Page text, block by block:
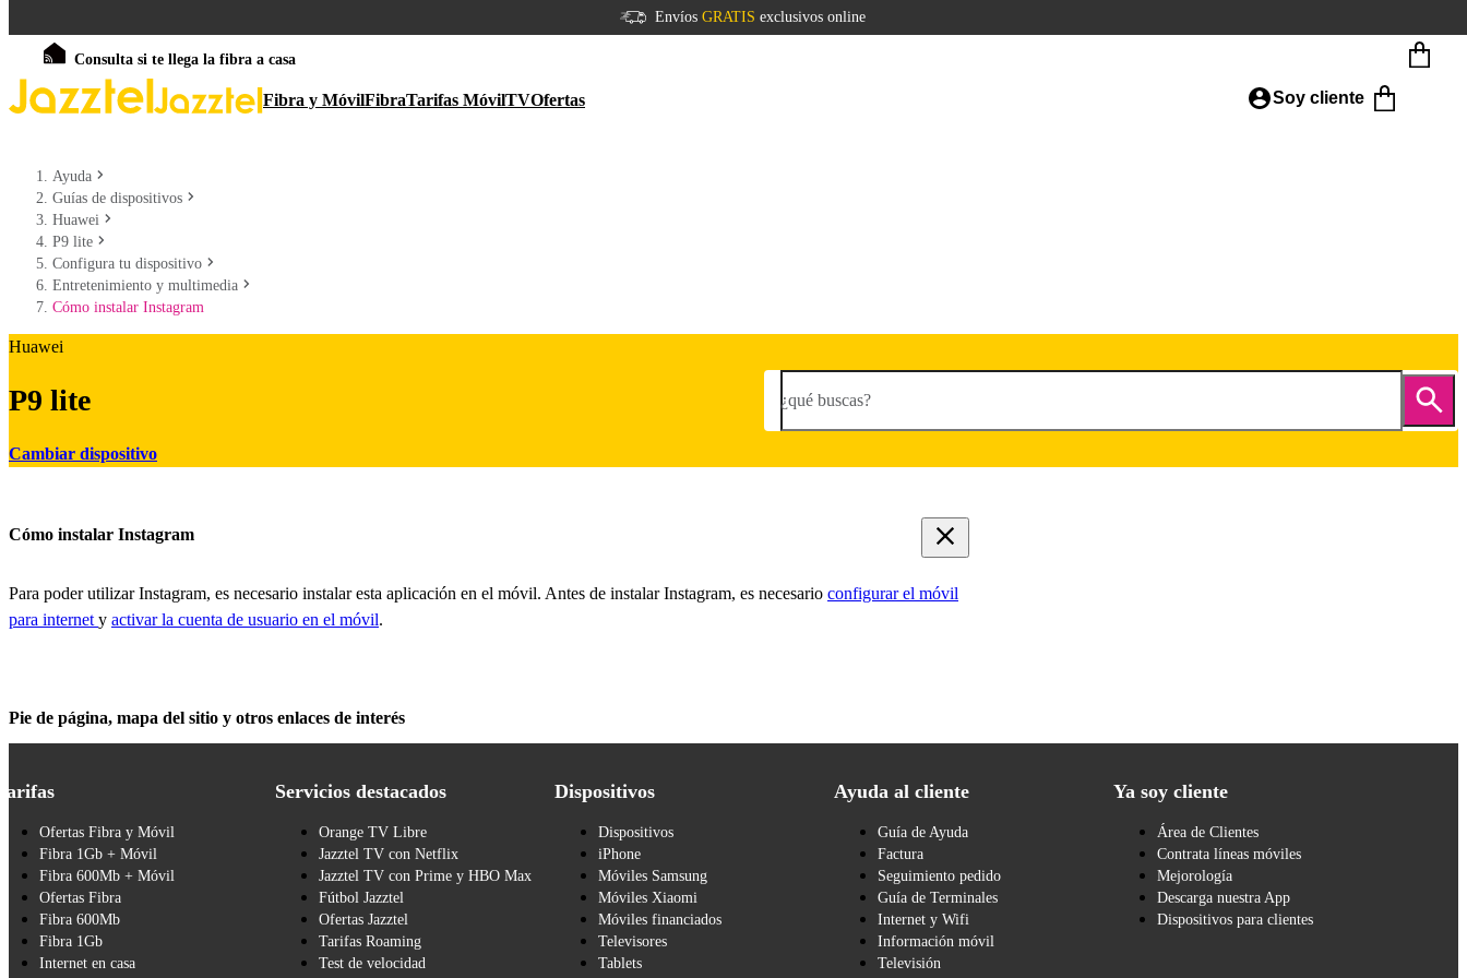
Envíos GRATIS exclusivos online
Consulta si te llega la fibra a casa
Fibra y MóvilFibraTarifas MóvilTVOfertas Soy cliente
Ayuda
Guías de dispositivos
Huawei
P9 lite
Configura tu dispositivo
Entretenimiento y multimedia
Cómo instalar Instagram
Huawei
P9 lite
Cambiar dispositivo
¿qué buscas?
Cómo instalar Instagram
Para poder utilizar Instagram, es necesario instalar esta aplicación en el móvil. Antes de instalar Instagram, es necesario configurar el móvil
para internet y activar la cuenta de usuario en el móvil.
Pie de página, mapa del sitio y otros enlaces de interés
Ofertas Fibra y Móvil
Fibra 1Gb + Móvil
Fibra 600Mb + Móvil
Ofertas Fibra
Fibra 600Mb
Fibra 1Gb
Internet en casa
Servicios destacados
Orange TV Libre
Jazztel TV con Netflix
Jazztel TV con Prime y HBO Max
Fútbol Jazztel
Ofertas Jazztel
Tarifas Roaming
Test de velocidad
Dispositivos
Dispositivos
iPhone
Móviles Samsung
Móviles Xiaomi
Móviles financiados
Televisores
Tablets
Ayuda al cliente
Guía de Ayuda
Factura
Seguimiento pedido
Guía de Terminales
Internet y Wifi
Información móvil
Televisión
Ya soy cliente
Área de Clientes
Contrata líneas móviles
Mejorología
Descarga nuestra App
Dispositivos para clientes